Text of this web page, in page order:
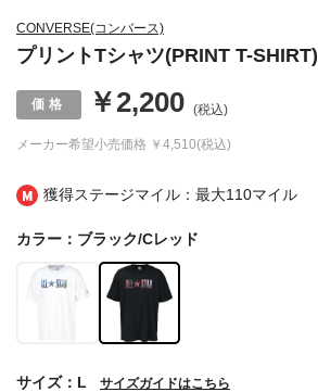
獲得ステージマイル：最大110マイル
CONVERSE(コンバース)
プリントTシャツ(PRINT T-SHIRT)
メーカー希望小売価格 ￥4,510(税込)
￥2,200 (税込)
カラー：ブラック/Cレッド
サイズ：L サイズガイドはこちら